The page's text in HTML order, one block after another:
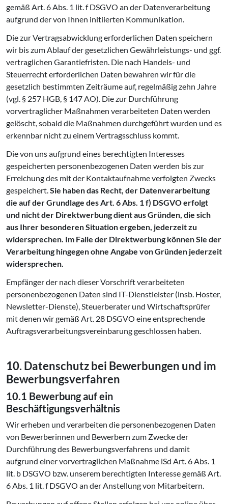
gemäß Art. 6 Abs. 1 lit. f DSGVO an der Datenverarbeitung
aufgrund der von Ihnen initiierten Kommunikation.
Die zur Vertragsabwicklung erforderlichen Daten speichern
wir bis zum Ablauf der gesetzlichen Gewährleistungs- und ggf.
vertraglichen Garantiefristen. Die nach Handels- und
Steuerrecht erforderlichen Daten bewahren wir für die
gesetzlich bestimmten Zeiträume auf, regelmäßig zehn Jahre
(vgl. § 257 HGB, § 147 AO). Die zur Durchführung
vorvertraglicher Maßnahmen verarbeiteten Daten werden
gelöscht, sobald die Maßnahmen durchgeführt wurden und es
erkennbar nicht zu einem Vertragsschluss kommt.
Die von uns aufgrund eines berechtigten Interesses
gespeicherten personenbezogenen Daten werden bis zur
Erreichung des mit der Kontaktaufnahme verfolgten Zwecks
gespeichert.Sie haben das Recht, der Datenverarbeitung
die auf der Grundlage des Art. 6 Abs. 1 f) DSGVO erfolgt
und nicht der Direktwerbung dient aus Gründen, die sich
aus Ihrer besonderen Situation ergeben, jederzeit zu
widersprechen. Im Falle der Direktwerbung können Sie der
Verarbeitung hingegen ohne Angabe von Gründen jederzeit
widersprechen.
Empfänger der nach dieser Vorschrift verarbeiteten
personenbezogenen Daten sind IT-Dienstleister (insb. Hoster,
Newsletter-Dienste), Steuerberater und Wirtschaftsprüfer
mit denen wir gemäß Art. 28 DSGVO eine entsprechende
Auftragsverarbeitungsvereinbarung geschlossen haben.
10. Datenschutz bei Bewerbungen und im
Be­wer­bungs­ver­fah­ren
10.1 Bewerbung auf ein
Beschäftigungsverhältnis
Wir erheben und verarbeiten die personenbezogenen Daten
von Bewerberinnen und Bewerbern zum Zwecke der
Durchführung des Bewerbungsverfahrens und damit
aufgrund einer vorvertraglichen Maßnahme iSd Art. 6 Abs. 1
lit. b DSGVO bzw. unserem berechtigten Interesse gemäß Art.
6 Abs. 1 lit. f DSGVO an der Anstellung von Mitarbeitern.